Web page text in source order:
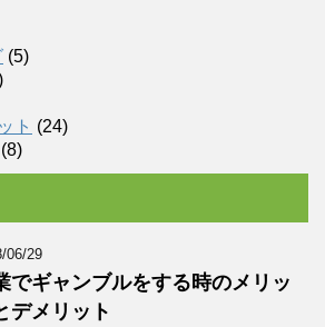
(5)
ト (24)
(8)
06/29
でギャンブルをする時のメリッ
デメリット